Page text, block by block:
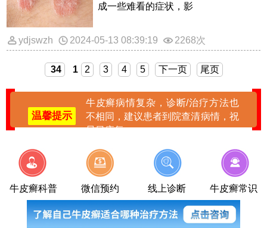
成一些难看的症状，影
ydjswzh 2024-05-13 08:39:19 2268次
34 1 2 3 4 5 下一页 尾页
温馨提示
牛皮癣病情复杂，诊断/治疗方法也
不相同，建议患者到院查清病情，祝
早日康复。
牛皮癣科普 微信预约 线上诊断 牛皮癣常识